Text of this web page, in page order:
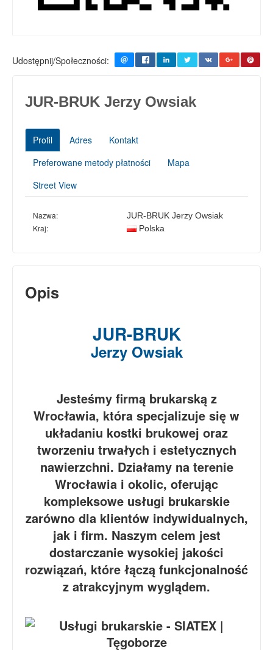
Udostępnij/Społeczności:
JUR-BRUK Jerzy Owsiak
Profil Adres
Kontakt
Preferowane metody płatności
Mapa
Street View
Nazwa: JUR-BRUK Jerzy Owsiak
Kraj: Polska
Opis
JUR-BRUK
Jerzy Owsiak
Jesteśmy firmą brukarską z
Wrocławia, która specjalizuje się w
układaniu kostki brukowej oraz
tworzeniu trwałych i estetycznych
nawierzchni. Działamy na terenie
Wrocławia i okolic, oferując
kompleksowe usługi brukarskie
zarówno dla klientów indywidualnych,
jak i firm. Naszym celem jest
dostarczanie wysokiej jakości
rozwiązań, które łączą funkcjonalność
z atrakcyjnym wyglądem.